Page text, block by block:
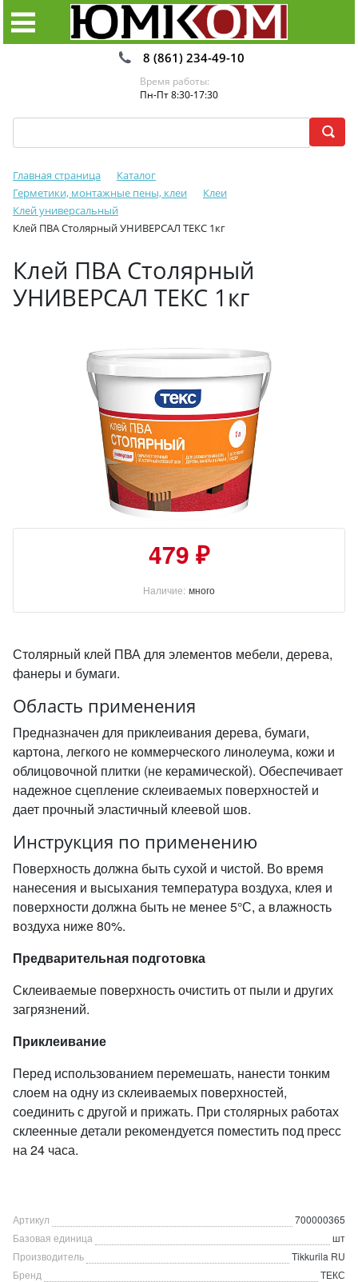
8 (861) 234-49-10
Время работы:
Пн-Пт 8:30-17:30
Главная страница
Каталог
Герметики, монтажные пены, клеи
Клеи
Клей универсальный
Клей ПВА Столярный УНИВЕРСАЛ ТЕКС 1кг
Клей ПВА Столярный
УНИВЕРСАЛ ТЕКС 1кг
479 ₽
Наличие: много
Столярный клей ПВА для элементов мебели, дерева,
фанеры и бумаги.
Область применения
Предназначен для приклеивания дерева, бумаги,
картона, легкого не коммерческого линолеума, кожи и
облицовочной плитки (не керамической). Обеспечивает
надежное сцепление склеиваемых поверхностей и
дает прочный эластичный клеевой шов.
Инструкция по применению
Поверхность должна быть сухой и чистой. Во время
нанесения и высыхания температура воздуха, клея и
поверхности должна быть не менее 5°С, а влажность
воздуха ниже 80%.
Предварительная подготовка
Склеиваемые поверхность очистить от пыли и других
загрязнений.
Приклеивание
Перед использованием перемешать, нанести тонким
слоем на одну из склеиваемых поверхностей,
соединить с другой и прижать. При столярных работах
склеенные детали рекомендуется поместить под пресс
на 24 часа.
Артикул
700000365
Базовая единица
шт
Производитель
Tikkurila RU
Бренд
ТЕКС